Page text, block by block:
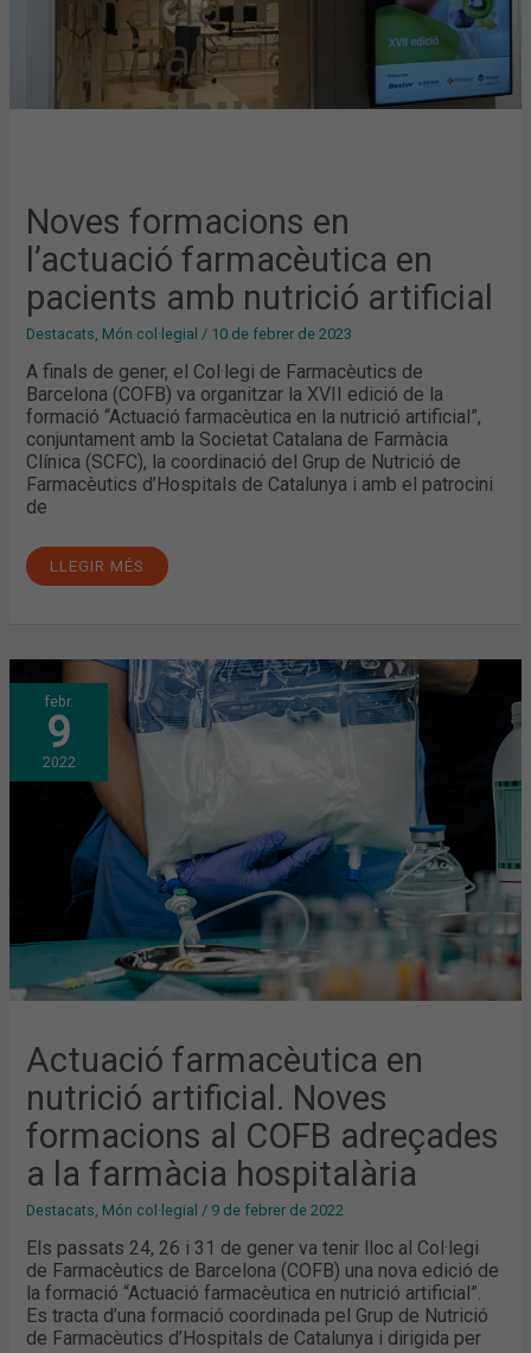
Noves formacions en
l’actuació farmacèutica en
pacients amb nutrició artificial
Destacats, Món col·legial / 10 de febrer de 2023
A finals de gener, el Col·legi de Farmacèutics de
Barcelona (COFB) va organitzar la XVII edició de la
formació “Actuació farmacèutica en la nutrició artificial”,
conjuntament amb la Societat Catalana de Farmàcia
Clínica (SCFC), la coordinació del Grup de Nutrició de
Farmacèutics d’Hospitals de Catalunya i amb el patrocini
de
LLEGIR MÉS
febr.
9
2022
Actuació farmacèutica en
nutrició artificial. Noves
formacions al COFB adreçades
a la farmàcia hospitalària
Destacats Món col·legial / 9 de febrer de 2022
Els passats 24, 26 i 31 de gener va tenir lloc al Col·legi
de Farmacèutics de Barcelona (COFB) una nova edició de
la formació “Actuació farmacèutica en nutrició artificial”.
Es tracta d’una formació coordinada pel Grup de Nutrició
de Farmacèutics d’Hospitals de Catalunya i dirigida per
ACTUACIÓ
FARMACÈUTICA
EN
NUTRICIÓ
ARTIFICIAL.
NOVES
FORMACIONS
ADREÇADES
FARMÀCIA
HOSPITALÀRIA